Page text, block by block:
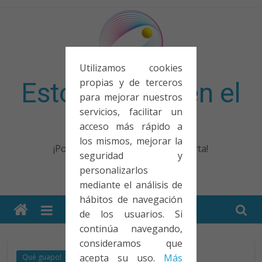
Utilizamos cookies
propias y de terceros
para mejorar nuestros
servicios, facilitar un
acceso más rápido a
los mismos, mejorar la
seguridad y
personalizarlos
mediante el análisis de
hábitos de navegación
de los usuarios. Si
continúa navegando,
consideramos que
acepta su uso. Más
Esto no entra en el
examen
¡Porque no solo el examen importa!
Qué guapo! Tecnología Videos